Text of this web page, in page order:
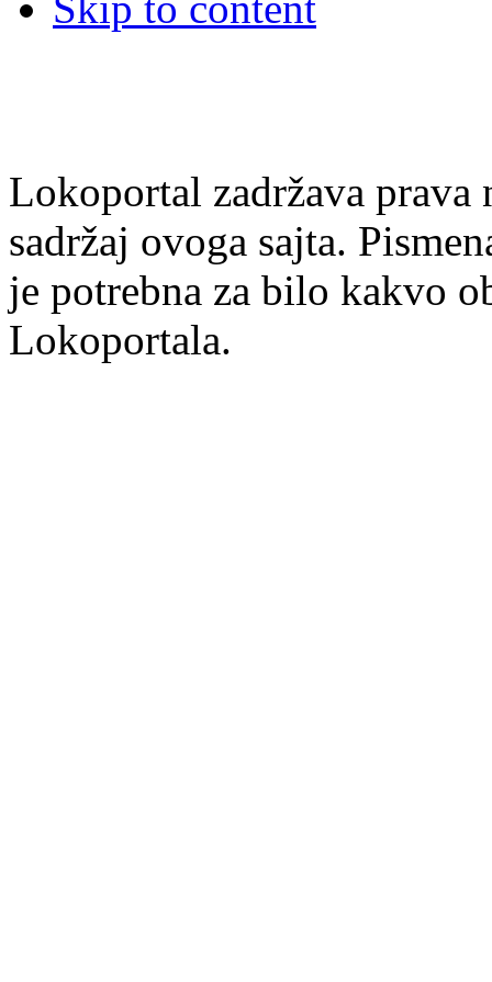
Lokoportal zadržava
sadržaj ovoga sajta.
je potrebna za bilo kakvo
Lokoportala.